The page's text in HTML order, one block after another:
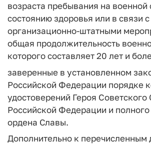
возраста пребывания на военной
состоянию здоровья или в связи с
организационно-штатными
общая продолжительность
которого составляет 20 лет и
заверенные в установленном
Российской Федерации порядке
удостоверений Героя
Российской Федерации и
ордена Славы.
Дополнительно к перечисленным